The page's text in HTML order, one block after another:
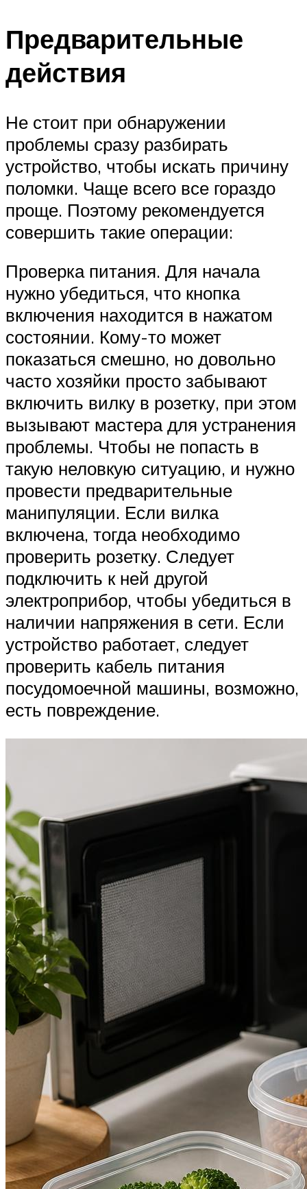
Предварительные
действия
Не стоит при обнаружении
проблемы сразу разбирать
устройство, чтобы искать причину
поломки. Чаще всего все гораздо
проще. Поэтому рекомендуется
совершить такие операции:
Проверка питания. Для начала
нужно убедиться, что кнопка
включения находится в нажатом
состоянии. Кому-то может
показаться смешно, но довольно
часто хозяйки просто забывают
включить вилку в розетку, при этом
вызывают мастера для устранения
проблемы. Чтобы не попасть в
такую неловкую ситуацию, и нужно
провести предварительные
манипуляции. Если вилка
включена, тогда необходимо
проверить розетку. Следует
подключить к ней другой
электроприбор, чтобы убедиться в
наличии напряжения в сети. Если
устройство работает, следует
проверить кабель питания
посудомоечной машины, возможно,
есть повреждение.